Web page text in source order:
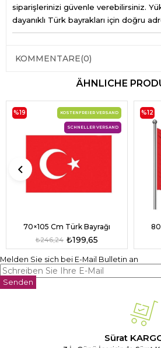
siparişlerinizi güvenle verebilirsiniz.
dayanıklı Türk bayrakları için doğru
KOMMENTARE(0)
ÄHNLICHE
70×105 Cm Türk Bayrağı
₺199,65
₺246,24
%19 KOSTENFREIER VERSAND
SCHNELLER VERSAND
%12
Melden Sie sich bei E-Mail Bulletin an
Senden
Sürat